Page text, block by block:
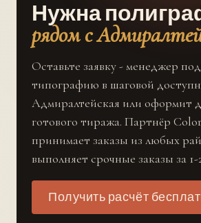
Нужна
рядом с
Оставьте заявку - менеджер
типографию в шаговой
Адмиралтейская или оформит
готового тиража. Партнёр
принимает заказы из любых
выполняет срочные заказы за 1-
Получить расчёт